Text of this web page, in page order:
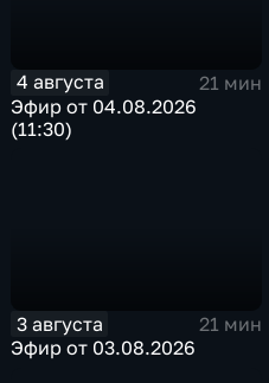
4 августа
21 мин
Эфир от 04.08.2026
(11:30)
3 августа
21 мин
Эфир от 03.08.2026